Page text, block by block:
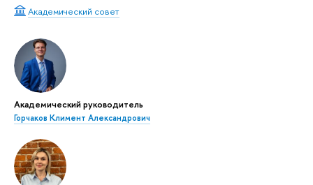
Академический совет
Академический руководитель
Горчаков Климент Александрович